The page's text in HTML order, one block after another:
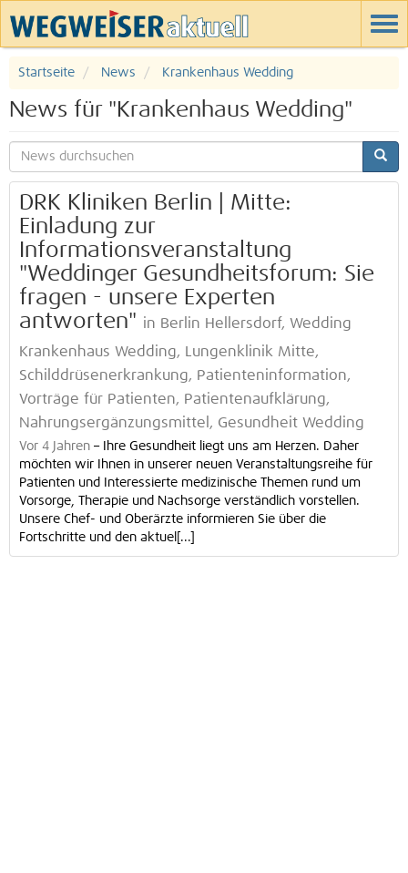
Startseite News Krankenhaus Wedding
News für "Krankenhaus Wedding"
DRK Kliniken Berlin | Mitte:
Einladung zur
Informationsveranstaltung
"Weddinger Gesundheitsforum: Sie
fragen - unsere Experten
antworten" in Berlin Hellersdorf, Wedding
Krankenhaus Wedding, Lungenklinik Mitte,
Schilddrüsenerkrankung, Patienteninformation,
Vorträge für Patienten, Patientenaufklärung,
Nahrungsergänzungsmittel, Gesundheit Wedding
Vor 4 Jahren –
Ihre Gesundheit liegt uns am Herzen. Daher
möchten wir Ihnen in unserer neuen Veranstaltungsreihe für
Patienten und Interessierte medizinische Themen rund um
Vorsorge, Therapie und Nachsorge verständlich vorstellen.
Unsere Chef- und Oberärzte informieren Sie über die
Fortschritte und den aktuel[...]